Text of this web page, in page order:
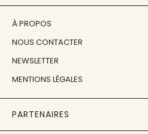
À PROPOS
NOUS CONTACTER
NEWSLETTER
MENTIONS LÉGALES
PARTENAIRES